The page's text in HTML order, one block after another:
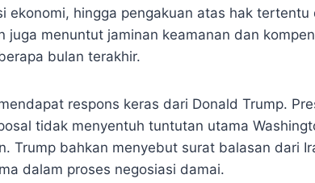
ekonomi, hingga pengakuan atas hak tertentu
juga menuntut jaminan keamanan dan
bulan terakhir.
respons keras dari Donald Trump.
tidak menyentuh tuntutan utama
Trump bahkan menyebut surat balasan dari
dalam proses negosiasi damai.